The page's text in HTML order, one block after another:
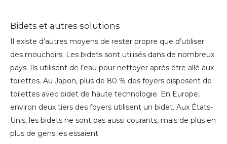
Bidets et autres solutions
Il existe d’autres moyens de rester propre que d’utiliser
des mouchoirs. Les bidets sont utilisés dans de nombreux
pays. Ils utilisent de l’eau pour nettoyer après être allé aux
toilettes. Au Japon, plus de 80 % des foyers disposent de
toilettes avec bidet de haute technologie. En Europe,
environ deux tiers des foyers utilisent un bidet. Aux États-
Unis, les bidets ne sont pas aussi courants, mais de plus en
plus de gens les essaient.